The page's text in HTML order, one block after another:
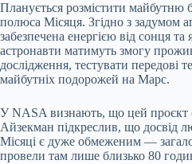
Планується розмістити майбутню
полюса Місяця. Згідно з задумом
забезпечена енергією від сонця та
астронавти матимуть змогу
дослідження, тестувати передові
майбутніх подорожей на Марс.
У NASA визнають, що цей проєкт
Айзекман підкреслив, що досвід
Місяці є дуже обмеженим —
провели там лише близько 80